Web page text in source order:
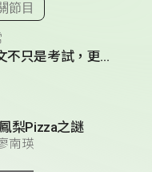
關單集
節目
戲劇英文教學：英文不只是考試，更是溝通的藝術
梨Pizza之謎
南瑛